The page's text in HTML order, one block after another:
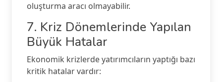
oluşturma aracı olmayabilir.
7. Kriz Dönemlerinde Yapılan
Büyük Hatalar
Ekonomik krizlerde yatırımcıların yaptığı bazı
kritik hatalar vardır: